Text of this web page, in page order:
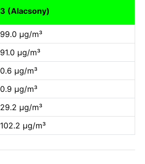
3 (Alacsony)
99.0 µg/m³
91.0 µg/m³
0.6 µg/m³
0.9 µg/m³
29.2 µg/m³
102.2 µg/m³